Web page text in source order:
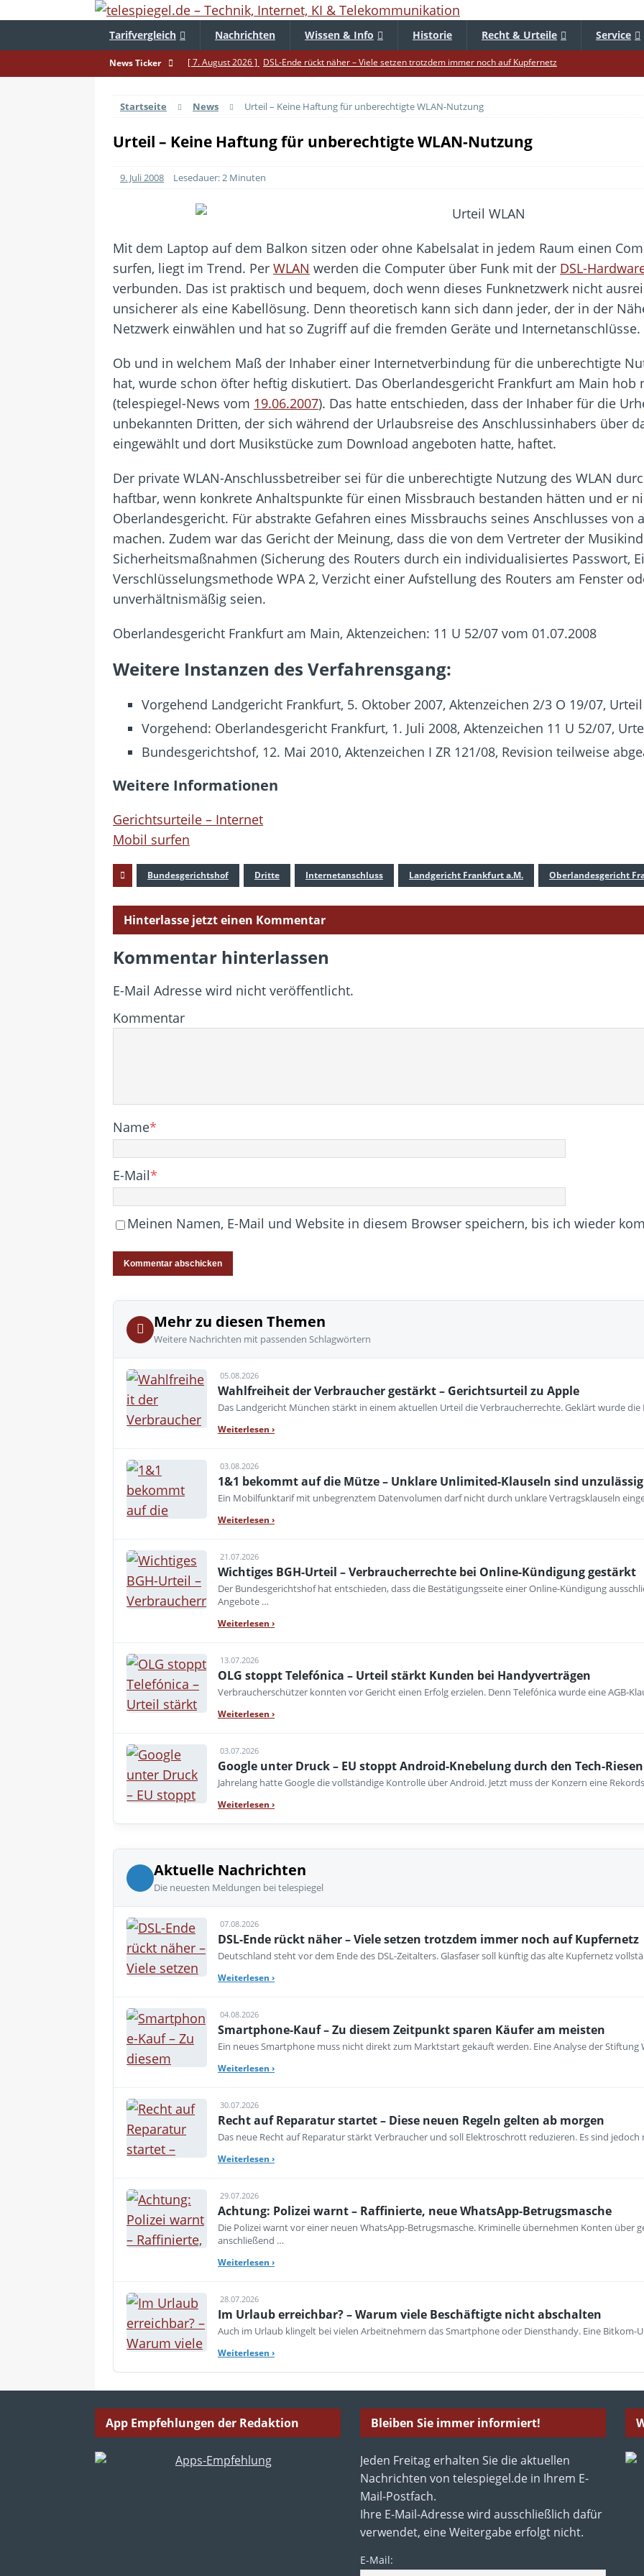
Tarifvergleich Nachrichten Wissen & Info Historie Recht & Urteile Service
News Ticker [ 7. August 2026 ] DSL-Ende rückt näher – Viele setzen trotzdem immer noch auf Kupfernetz
[ 4. August 2026 ] Smartphone-Kauf – Zu diesem Zeitpunkt sparen Käufer am meisten
[ 3. August 2026 ]
1&1 bekommt auf die Mütze – Unklare Unlimited-Klauseln sind unzulässig
[ 29. Juli 2026 ] Achtung: Polizei warnt – Raffinierte, neue WhatsApp-Betrugsmasche
[ 28. Juli 2026 ]
Im Urlaub erreichbar? – Warum viele Beschäftigte nicht abschalten
[ 22. Juli 2026 ]
WhatsApp macht die Handynummer unsichtbar – Die Benutzernamen kommen
[ 21. Juli 2026 ]
Wichtiges BGH-Urteil – Verbraucherrechte bei Online-Kündigung gestärkt
Startseite News Urteil – Keine Haftung für unberechtigte WLAN-Nutzung
Urteil – Keine Haftung für unberechtigte WLAN-Nutzung
9. Juli 2008 Lesedauer: 2 Minuten
Mit dem Laptop auf dem Balkon sitzen oder ohne Kabelsalat in jedem Raum einen
surfen, liegt im Trend. Per WLAN werden die Computer über Funk mit der DSL-
verbunden. Das ist praktisch und bequem, doch wenn dieses Funknetzwerk nicht
unsicherer als eine Kabellösung. Denn theoretisch kann sich dann jeder, der in der
Netzwerk einwählen und hat so Zugriff auf die fremden Geräte und Internetanschlüsse.
Ob und in welchem Maß der Inhaber einer Internetverbindung für die unberechtigte
hat, wurde schon öfter heftig diskutiert. Das Oberlandesgericht Frankfurt am Main hob
(telespiegel-News vom 19.06.2007). Das hatte entschieden, dass der Inhaber für die
unbekannten Dritten, der sich während der Urlaubsreise des Anschlussinhabers über
eingewählt und dort Musikstücke zum Download angeboten hatte, haftet.
Der private WLAN-Anschlussbetreiber sei für die unberechtigte Nutzung des WLAN
haftbar, wenn konkrete Anhaltspunkte für einen Missbrauch bestanden hätten und er
Oberlandesgericht. Für abstrakte Gefahren eines Missbrauchs seines Anschlusses von
machen. Zudem war das Gericht der Meinung, dass die von dem Vertreter der
Sicherheitsmaßnahmen (Sicherung des Routers durch ein individualisiertes Passwort,
Verschlüsselungsmethode WPA 2, Verzicht einer Aufstellung des Routers am Fenster
unverhältnismäßig seien.
Oberlandesgericht Frankfurt am Main, Aktenzeichen: 11 U 52/07 vom 01.07.2008
Weitere Instanzen des Verfahrensgang:
Vorgehend Landgericht Frankfurt, 5. Oktober 2007, Aktenzeichen 2/3 O 19/07, Urteil
Vorgehend: Oberlandesgericht Frankfurt, 1. Juli 2008, Aktenzeichen 11 U 52/07,
Bundesgerichtshof, 12. Mai 2010, Aktenzeichen I ZR 121/08, Revision teilweise
Weitere Informationen
Gerichtsurteile – Internet
Mobil surfen
Bundesgerichtshof Dritte Internetanschluss Landgericht Frankfurt a.M. Oberlandesgericht
Hinterlasse jetzt einen Kommentar
Kommentar hinterlassen
E-Mail Adresse wird nicht veröffentlicht.
Kommentar
Name*
E-Mail*
Meinen Namen, E-Mail und Website in diesem Browser speichern, bis ich wieder
Mehr zu diesen Themen
Weitere Nachrichten mit passenden Schlagwörtern
05.08.2026
Wahlfreiheit der Verbraucher gestärkt – Gerichtsurteil zu Apple
Das Landgericht München stärkt in einem aktuellen Urteil die Verbraucherrechte. Geklärt wurde die
Weiterlesen ›
03.08.2026
1&1 bekommt auf die Mütze – Unklare Unlimited-Klauseln sind unzulässig
Ein Mobilfunktarif mit unbegrenztem Datenvolumen darf nicht durch unklare Vertragsklauseln
Weiterlesen ›
21.07.2026
Wichtiges BGH-Urteil – Verbraucherrechte bei Online-Kündigung gestärkt
Der Bundesgerichtshof hat entschieden, dass die Bestätigungsseite einer Online-Kündigung
Angebote …
Weiterlesen ›
13.07.2026
OLG stoppt Telefónica – Urteil stärkt Kunden bei Handyverträgen
Verbraucherschützer konnten vor Gericht einen Erfolg erzielen. Denn Telefónica wurde eine AGB-
Weiterlesen ›
03.07.2026
Google unter Druck – EU stoppt Android-Knebelung durch den Tech-Riesen
Jahrelang hatte Google die vollständige Kontrolle über Android. Jetzt muss der Konzern eine
Weiterlesen ›
Aktuelle Nachrichten
Die neuesten Meldungen bei telespiegel
07.08.2026
DSL-Ende rückt näher – Viele setzen trotzdem immer noch auf Kupfernetz
Deutschland steht vor dem Ende des DSL-Zeitalters. Glasfaser soll künftig das alte Kupfernetz
Weiterlesen ›
04.08.2026
Smartphone-Kauf – Zu diesem Zeitpunkt sparen Käufer am meisten
Ein neues Smartphone muss nicht direkt zum Marktstart gekauft werden. Eine Analyse der Stiftung
Weiterlesen ›
30.07.2026
Recht auf Reparatur startet – Diese neuen Regeln gelten ab morgen
Das neue Recht auf Reparatur stärkt Verbraucher und soll Elektroschrott reduzieren. Es sind jedoch
Weiterlesen ›
29.07.2026
Achtung: Polizei warnt – Raffinierte, neue WhatsApp-Betrugsmasche
Die Polizei warnt vor einer neuen WhatsApp-Betrugsmasche. Kriminelle übernehmen Konten über
anschließend …
Weiterlesen ›
28.07.2026
Im Urlaub erreichbar? – Warum viele Beschäftigte nicht abschalten
Auch im Urlaub klingelt bei vielen Arbeitnehmern das Smartphone oder Diensthandy. Eine Bitkom-
Weiterlesen ›
App Empfehlungen der Redaktion Bleiben Sie immer informiert!
Jeden Freitag erhalten Sie die aktuellen
Nachrichten von telespiegel.de in Ihrem E-
Mail-Postfach.
Ihre E-Mail-Adresse wird ausschließlich dafür
verwendet, eine Weitergabe erfolgt nicht.
E-Mail: